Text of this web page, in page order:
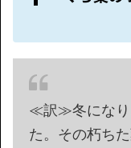
≪訳≫冬になり
た。その朽ち